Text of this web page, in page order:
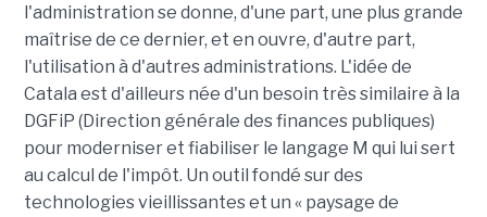
l'administration se donne, d'une part, une plus grande
maîtrise de ce dernier, et en ouvre, d'autre part,
l'utilisation à d'autres administrations. L'idée de
Catala est d'ailleurs née d'un besoin très similaire à la
DGFiP (Direction générale des finances publiques)
pour moderniser et fiabiliser le langage M qui lui sert
au calcul de l'impôt. Un outil fondé sur des
technologies vieillissantes et un « paysage de